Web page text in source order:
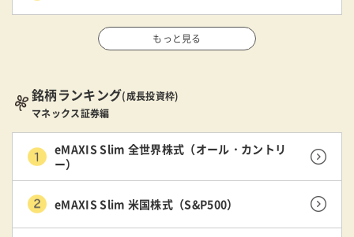
もっと見る
銘柄ランキング(成長投資枠)
マネックス証券編
eMAXIS Slim 全世界株式（オール・カントリ
ー）
eMAXIS Slim 米国株式（S&P500）